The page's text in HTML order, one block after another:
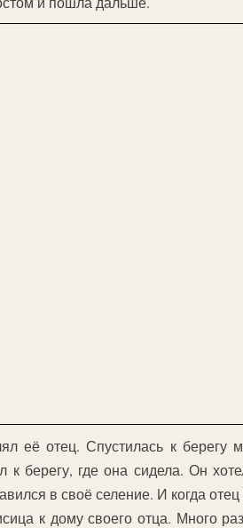
её отец. Спустилась к берегу
берегу, где она сидела. Он
в своё селение. И когда
к дому своего отца. Много